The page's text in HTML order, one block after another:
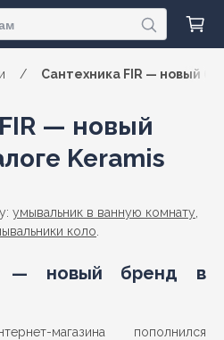
/ Сантехника FIR — новый
— новый
Keramis
умывальник в ванную комнату
коло
— новый бренд в
магазина пополнился